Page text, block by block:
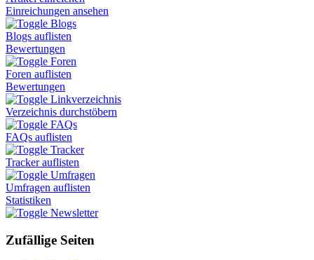
Einreichungen ansehen
Blogs
Blogs auflisten
Bewertungen
Foren
Foren auflisten
Bewertungen
Linkverzeichnis
Verzeichnis durchstöbern
FAQs
FAQs auflisten
Tracker
Tracker auflisten
Umfragen
Umfragen auflisten
Statistiken
Newsletter
Zufällige Seiten